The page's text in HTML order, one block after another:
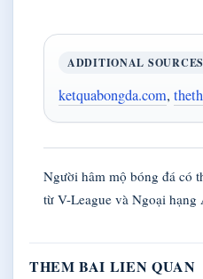
ADDITIONAL SOURCES
ketquabongda.com,
Người hâm mộ bóng đá có
từ V-League và Ngoại hạng
THEM BAI LIEN QUAN